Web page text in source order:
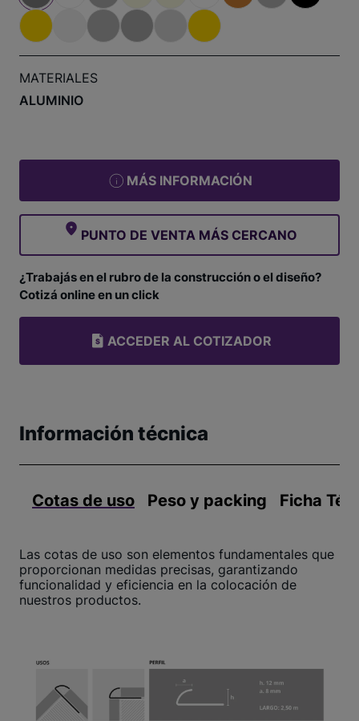
MATERIALES
ALUMINIO
MÁS INFORMACIÓN
PUNTO DE VENTA MÁS CERCANO
¿Trabajás en el rubro de la construcción o el diseño?
Cotizá online en un click
ACCEDER AL COTIZADOR
Información técnica
Cotas de uso Peso y packing Ficha
Las cotas de uso son elementos fundamentales que
proporcionan medidas precisas, garantizando
funcionalidad y eficiencia en la colocación de
nuestros productos.